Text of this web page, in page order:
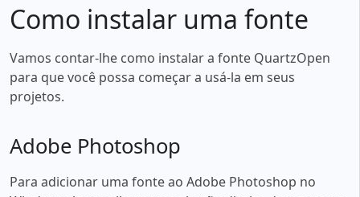
Como instalar uma fonte
Vamos contar-lhe como instalar a fonte QuartzOpen
para que você possa começar a usá-la em seus
projetos.
Adobe Photoshop
Para adicionar uma fonte ao Adobe Photoshop no